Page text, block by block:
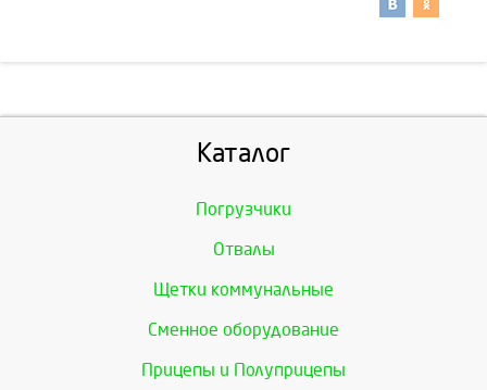
Каталог
Погрузчики
Отвалы
Щетки коммунальные
Сменное оборудование
Прицепы и Полуприцепы